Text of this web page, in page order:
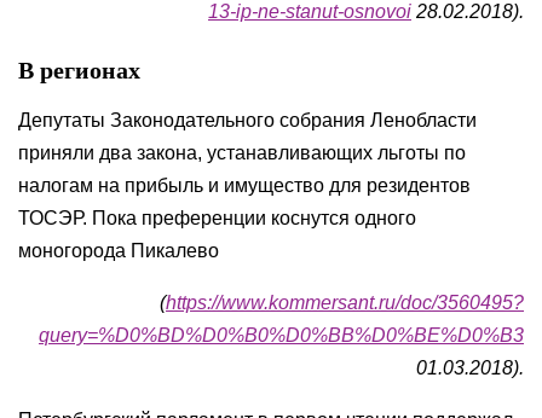
13-ip-ne-stanut-osnovoi 28.02.2018).
В регионах
Депутаты Законодательного собрания Ленобласти
приняли два закона, устанавливающих льготы по
налогам на прибыль и имущество для резидентов
ТОСЭР. Пока преференции коснутся одного
моногорода Пикалево
(https://www.kommersant.ru/doc/3560495?
query=%D0%BD%D0%B0%D0%BB%D0%BE%D0%B3
01.03.2018).